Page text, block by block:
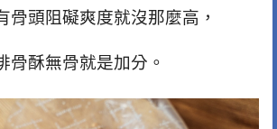
骨頭阻礙爽度就沒那麼高，
骨酥無骨就是加分。